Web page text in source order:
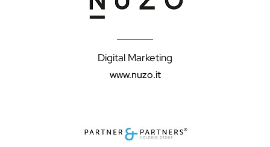
Digital Marketing
www.nuzo.it